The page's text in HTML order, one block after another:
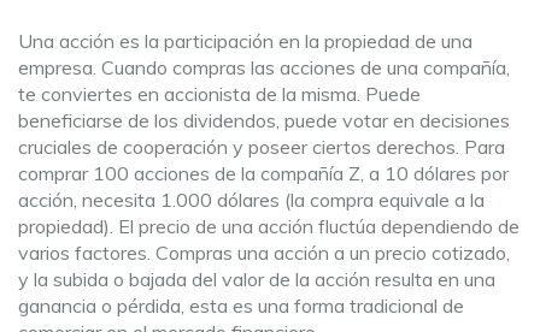
Una acción es la participación en la propiedad de una
empresa. Cuando compras las acciones de una compañía,
te conviertes en accionista de la misma. Puede
beneficiarse de los dividendos, puede votar en decisiones
cruciales de cooperación y poseer ciertos derechos. Para
comprar 100 acciones de la compañía Z, a 10 dólares por
acción, necesita 1.000 dólares (la compra equivale a la
propiedad). El precio de una acción fluctúa dependiendo de
varios factores. Compras una acción a un precio cotizado,
y la subida o bajada del valor de la acción resulta en una
ganancia o pérdida, esta es una forma tradicional de